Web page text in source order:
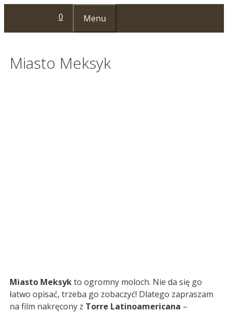
treści
0 Menu
Miasto Meksyk
Miasto Meksykto ogromny moloch. Nie da się go
łatwo opisać, trzeba go zobaczyć! Dlatego zapraszam
na film nakręcony z Torre Latinoamericana –